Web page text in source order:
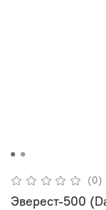
(0)
Эверест-500